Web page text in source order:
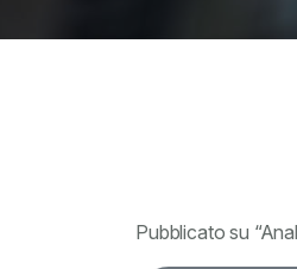
Pubblicato su